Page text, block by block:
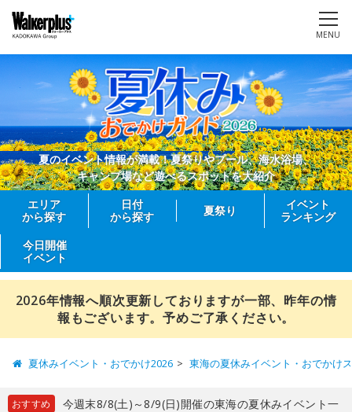
MENU
夏のイベント情報が満載！夏祭りやプール、海水浴場、
キャンプ場など遊べるスポットを大紹介
エリア
から探す
日付
から探す
夏祭り
イベント
ランキング
今日開催
イベント
2026年情報へ順次更新しておりますが一部、昨年の情
報もございます。予めご了承ください。
夏休みイベント・おでかけ2026 東海の夏休みイベント・おでかけ
おすすめ
今週末8/8(土)～8/9(日)開催の東海の夏休みイベント一